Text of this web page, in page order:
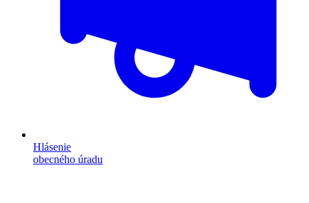
Hlásenie
obecného úradu